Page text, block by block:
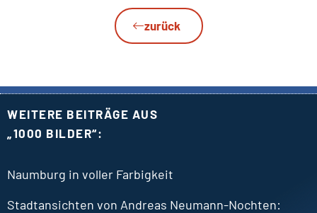
zurück
WEITERE BEITRÄGE AUS
1000 BILDER“:
Naumburg in voller Farbigkeit
Stadtansichten von Andreas Neumann-Nochten: